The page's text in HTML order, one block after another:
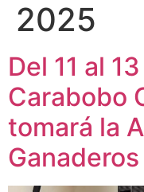
2025
Del 11 al
Carabobo
tomará la
Ganaderos